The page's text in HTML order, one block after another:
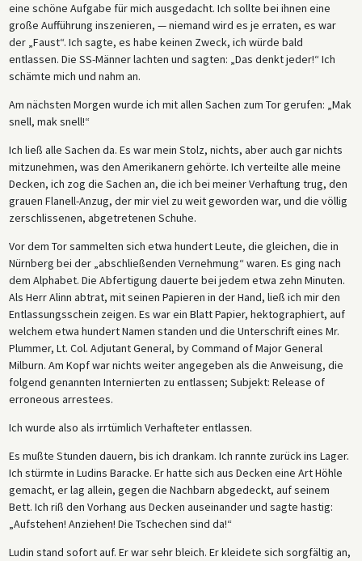
eine schöne Aufgabe für mich ausgedacht. Ich sollte bei ihnen eine
große Aufführung inszenieren, — niemand wird es je erraten, es war
der „Faust“. Ich sagte, es habe keinen Zweck, ich würde bald
entlassen. Die SS-Männer lachten und sagten: „Das denkt jeder!“ Ich
schämte mich und nahm an.
Am nächsten Morgen wurde ich mit allen Sachen zum Tor gerufen: „Mak
snell, mak snell!“
Ich ließ alle Sachen da. Es war mein Stolz, nichts, aber auch gar nichts
mitzunehmen, was den Amerikanern gehörte. Ich verteilte alle meine
Decken, ich zog die Sachen an, die ich bei meiner Verhaftung trug, den
grauen Flanell-Anzug, der mir viel zu weit geworden war, und die völlig
zerschlissenen, abgetretenen Schuhe.
Vor dem Tor sammelten sich etwa hundert Leute, die gleichen, die in
Nürnberg bei der „abschließenden Vernehmung“ waren. Es ging nach
dem Alphabet. Die Abfertigung dauerte bei jedem etwa zehn Minuten.
Als Herr Alinn abtrat, mit seinen Papieren in der Hand, ließ ich mir den
Entlassungsschein zeigen. Es war ein Blatt Papier, hektographiert, auf
welchem etwa hundert Namen standen und die Unterschrift eines Mr.
Plummer, Lt. Col. Adjutant General, by Command of Major General
Milburn. Am Kopf war nichts weiter angegeben als die Anweisung, die
folgend genannten Internierten zu entlassen; Subjekt: Release of
erroneous arrestees.
Ich wurde also als irrtümlich Verhafteter entlassen.
Es mußte Stunden dauern, bis ich drankam. Ich rannte zurück ins Lager.
Ich stürmte in Ludins Baracke. Er hatte sich aus Decken eine Art Höhle
gemacht, er lag allein, gegen die Nachbarn abgedeckt, auf seinem
Bett. Ich riß den Vorhang aus Decken auseinander und sagte hastig:
„Aufstehen! Anziehen! Die Tschechen sind da!“
Ludin stand sofort auf. Er war sehr bleich. Er kleidete sich sorgfältig an,